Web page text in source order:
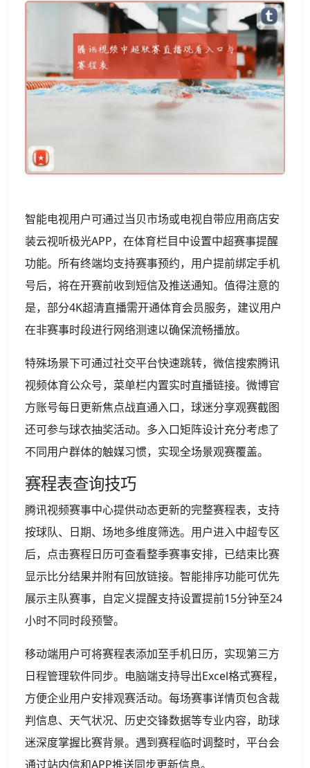
智能电视用户可通过当贝市场或电视自带应用商店安
装云视听极光APP，在体育栏目中设置中超赛事提醒
功能。所有终端均支持赛事预约，用户提前绑定手机
号后，将在开赛前收到短信及推送通知。值得注意的
是，部分4K超清直播需开通体育会员服务，建议用户
在非赛事时段进行网络测速以确保流畅播放。
特殊场景下可通过社交平台快速跳转，微信搜索腾讯
视频体育公众号，菜单栏内置实时直播链接。微博官
方账号每日更新焦点战直通入口，球迷分享观赛截图
还可参与球衣抽奖活动。多入口矩阵设计充分考虑了
不同用户群体的触媒习惯，实现全场景观赛覆盖。
赛程表查询技巧
腾讯视频赛事中心提供动态更新的完整赛程表，支持
按球队、日期、场地多维度筛选。用户进入中超专区
后，点击赛程日历可查看整季赛事安排，已结束比赛
显示比分结果并附有回放链接。智能排序功能可优先
展示主队赛事，自定义提醒支持设置提前15分钟至24
小时不同时段预警。
移动端用户可将赛程表添加至手机日历，实现第三方
日程管理软件同步。电脑端支持导出Excel格式赛程，
方便企业用户安排观赛活动。每场赛事详情页包含裁
判信息、天气状况、历史交锋数据等专业内容，助球
迷深度掌握比赛背景。遇到赛程临时调整时，平台会
通过站内信和APP推送同步更新信息。